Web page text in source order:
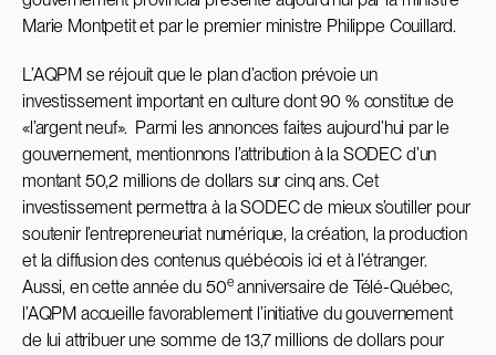
Marie Montpetit et par le premier ministre Philippe Couillard.
L’AQPM se réjouit que le plan d’action prévoie un
investissement important en culture dont 90 % constitue de
«l’argent neuf». Parmi les annonces faites aujourd’hui par le
gouvernement, mentionnons l’attribution à la SODEC d’un
montant 50,2 millions de dollars sur cinq ans. Cet
investissement permettra à la SODEC de mieux s’outiller pour
soutenir l’entrepreneuriat numérique, la création, la production
et la diffusion des contenus québécois ici et à l’étranger.
Aussi, en cette année du 50eanniversaire de Télé-Québec,
l’AQPM accueille favorablement l’initiative du gouvernement
de lui attribuer une somme de 13,7 millions de dollars pour